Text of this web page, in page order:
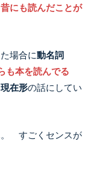
昔にも読んだことが
場合に動名詞
も本を読んでる
現在形の話にしてい
すごくセンスが